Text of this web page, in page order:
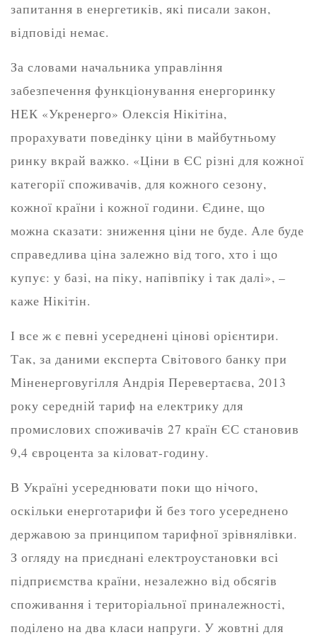
запитання в енергетиків, які писали закон,
відповіді немає.
За словами начальника управління
забезпечення функціонування енергоринку
НЕК «Укренерго» Олексія Нікітіна,
прорахувати поведінку ціни в майбутньому
ринку вкрай важко. «Ціни в ЄС різні для кожної
категорії споживачів, для кожного сезону,
кожної країни і кожної години. Єдине, що
можна сказати: зниження ціни не буде. Але буде
справедлива ціна залежно від того, хто і що
купує: у базі, на піку, напівпіку і так далі», –
каже Нікітін.
І все ж є певні усереднені цінові орієнтири.
Так, за даними експерта Світового банку при
Міненерговугілля Андрія Перевертаєва, 2013
року середній тариф на електрику для
промислових споживачів 27 країн ЄС становив
9,4 євроцента за кіловат-годину.
В Україні усереднювати поки що нічого,
оскільки енерготарифи й без того усереднено
державою за принципом тарифної зрівнялівки.
З огляду на приєднані електроустановки всі
підприємства країни, незалежно від обсягів
споживання і територіальної приналежності,
поділено на два класи напруги. У жовтні для